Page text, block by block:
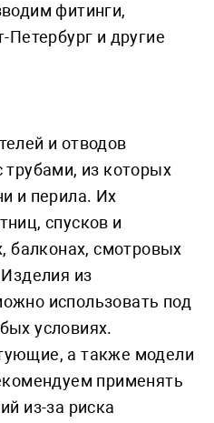
фитинги,
Петербург и другие
и отводов
из которых
и перила. Их
спусков и
балконах, смотровых
из
использовать под
условиях.
а также модели
применять
из-за риска